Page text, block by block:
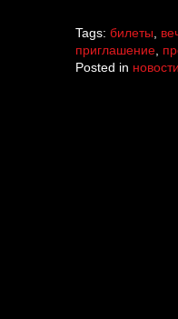
Tags: билеты,
приглашение,
Posted in